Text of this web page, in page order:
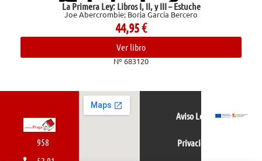
La Primera Ley: Libros I, II, y III – Estuche
Joe Abercrombie; Borja García Bercero
Nº 683120
958
Aviso Legal
Privacidad